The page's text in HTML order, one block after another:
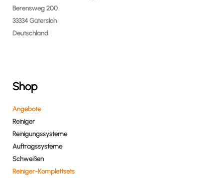
Berensweg 200
33334 Gütersloh
Deutschland
Shop
Angebote
Reiniger
Reinigungssysteme
Auftragssysteme
Schweißen
Reiniger-Komplettsets